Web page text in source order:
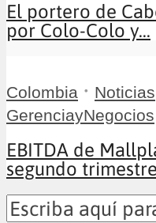
El portero de
por Colo-Colo y...
Colombia • Noticias
GerenciayNegocios
EBITDA de
segundo